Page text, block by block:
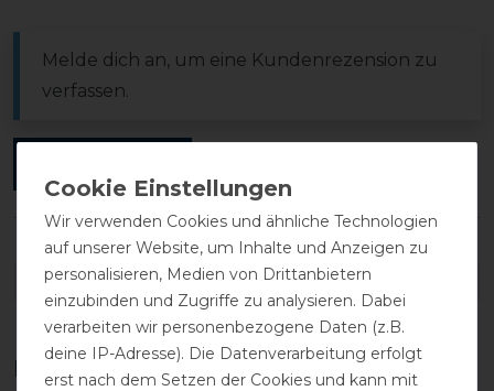
Melde dich an, um eine Kundenrezension zu
verfassen.
DETAILS ZUR PRODUKTSICHERHEIT
Das perfekte Zubehör für dich
Wir verwenden Cookies und ähnliche Technologien
auf unserer Website, um Inhalte und Anzeigen zu
personalisieren, Medien von Drittanbietern
einzubinden und Zugriffe zu analysieren. Dabei
verarbeiten wir personenbezogene Daten (z.B.
deine IP-Adresse). Die Datenverarbeitung erfolgt
erst nach dem Setzen der Cookies und kann mit